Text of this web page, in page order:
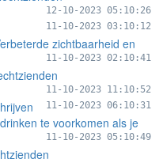
12-10-2023 05:10:26
11-10-2023 03:10:12
zichtbaarheid en
11-10-2023 02:10:41
11-10-2023 11:10:52
11-10-2023 06:10:31
te voorkomen als je
11-10-2023 05:10:49